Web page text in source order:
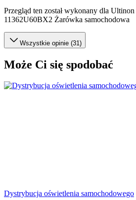
Przegląd ten został wykonany dla
11362U60BX2 Żarówka samochodowa
Wszystkie opinie (31)
Może Ci się spodobać
Dystrybucja oświetlenia samochodowego